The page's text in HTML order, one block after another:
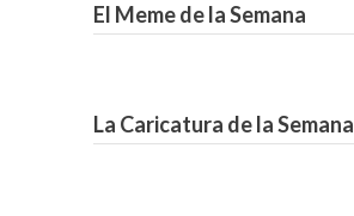
El Meme de la Semana
La Caricatura de la Semana